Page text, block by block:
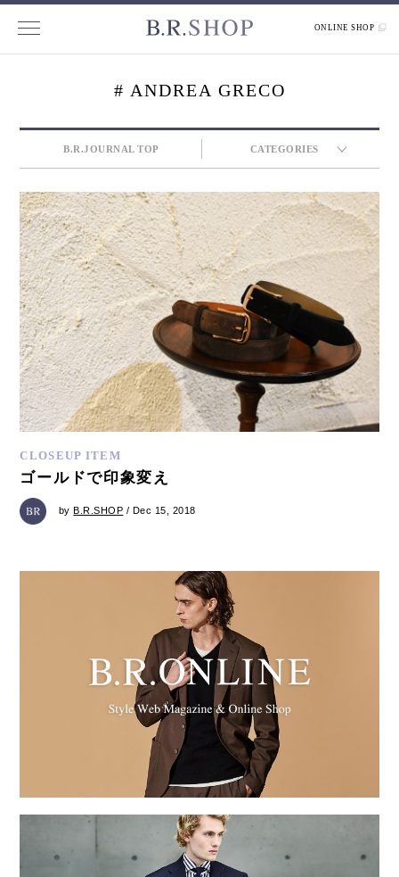
ONLINE SHOP
# ANDREA GRECO
B.R.JOURNAL TOP CATEGORIES
CLOSEUP ITEM
ゴールドで印象変え
by B.R.SHOP / Dec 15, 2018